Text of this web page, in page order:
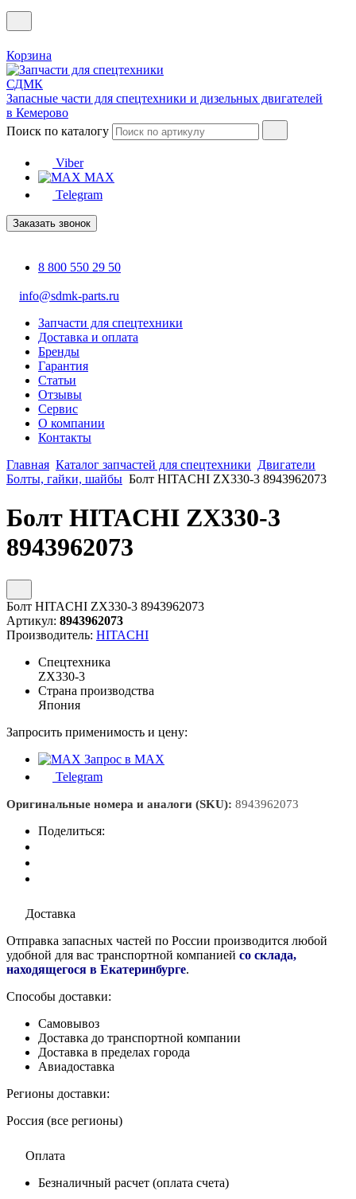
Корзина
Запасные части для спецтехники и дизельных двигателей
в Кемерово
Поиск по каталогу
Viber
MAX
Telegram
Заказать звонок
8 800 550 29 50
info@sdmk-parts.ru
Запчасти для спецтехники
Доставка и оплата
Бренды
Гарантия
Статьи
Отзывы
Сервис
О компании
Контакты
Главная Каталог запчастей для спецтехники Двигатели
Болты, гайки, шайбы Болт HITACHI ZX330-3 8943962073
Болт HITACHI ZX330-3
8943962073
Болт HITACHI ZX330-3 8943962073
Артикул: 8943962073
Производитель: HITACHI
Спецтехника
ZX330-3
Страна производства
Япония
Запросить применимость и цену:
Запрос в MAX
Telegram
Оригинальные номера и аналоги (SKU): 8943962073
Поделиться:
Доставка
Отправка запасных частей по России производится любой
удобной для вас транспортной компанией со склада,
находящегося в Екатеринбурге.
Способы доставки:
Самовывоз
Доставка до транспортной компании
Доставка в пределах города
Авиадоставка
Регионы доставки:
Россия (все регионы)
Оплата
Безналичный расчет (оплата счета)